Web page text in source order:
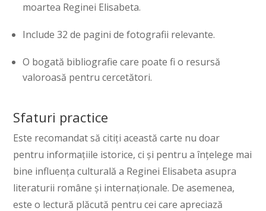
moartea Reginei Elisabeta.
Include 32 de pagini de fotografii relevante.
O bogată bibliografie care poate fi o resursă
valoroasă pentru cercetători.
Sfaturi practice
Este recomandat să citiți această carte nu doar
pentru informațiile istorice, ci și pentru a înțelege mai
bine influența culturală a Reginei Elisabeta asupra
literaturii române și internaționale. De asemenea,
este o lectură plăcută pentru cei care apreciază